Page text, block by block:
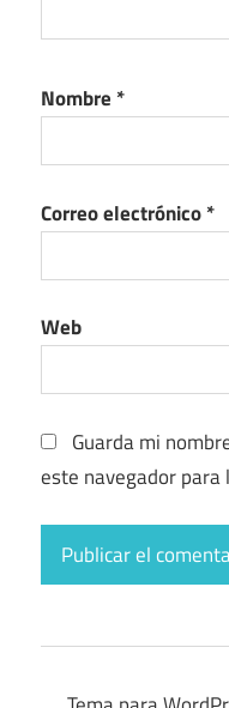
Nombre *
Correo electrónico*
Web
Guarda mi
este navegador para